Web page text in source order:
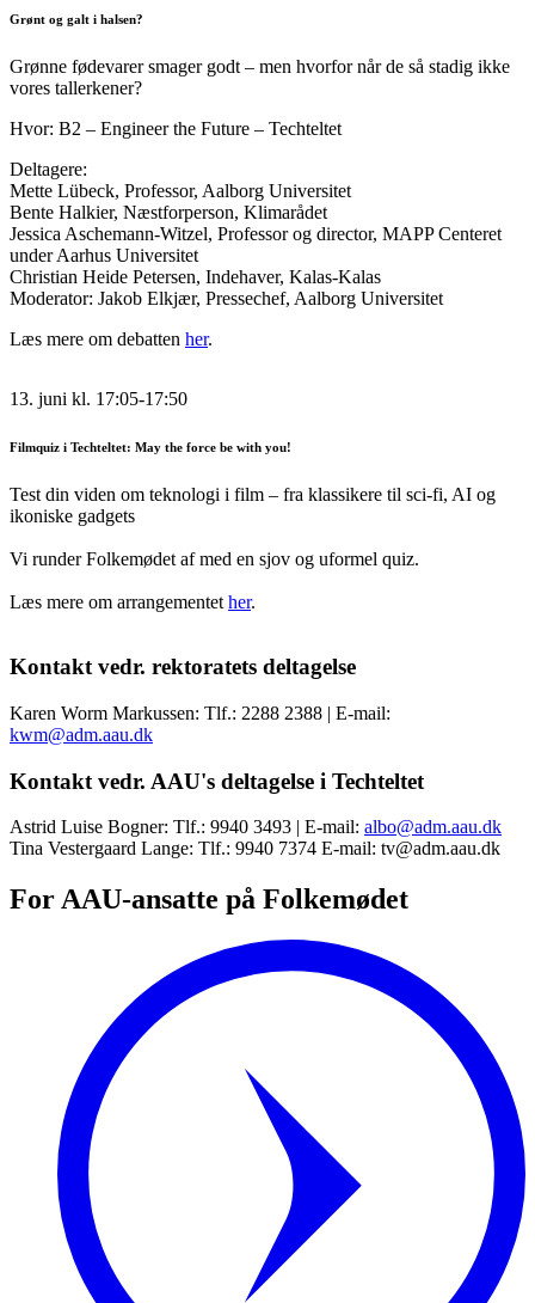
Grønt og galt i halsen?
Grønne fødevarer smager godt – men hvorfor når de så stadig ikke
vores tallerkener?
Hvor: B2 – Engineer the Future – Techteltet
Deltagere:
Mette Lübeck, Professor, Aalborg Universitet
Bente Halkier, Næstforperson, Klimarådet
Jessica Aschemann-Witzel, Professor og director, MAPP Centeret
under Aarhus Universitet
Christian Heide Petersen, Indehaver, Kalas-Kalas
Moderator: Jakob Elkjær, Pressechef, Aalborg Universitet
Læs mere om debatten her.
13. juni kl. 17:05-17:50
Filmquiz i Techteltet: May the force be with you!
Test din viden om teknologi i film – fra klassikere til sci-fi, AI og
ikoniske gadgets
Vi runder Folkemødet af med en sjov og uformel quiz.
Læs mere om arrangementet her.
Kontakt vedr. rektoratets deltagelse
Karen Worm Markussen: Tlf.: 2288 2388 | E-mail:
kwm@adm.aau.dk
Kontakt vedr. AAU's deltagelse i Techteltet
Astrid Luise Bogner: Tlf.: 9940 3493 | E-mail: albo@adm.aau.dk
Tina Vestergaard Lange: Tlf.: 9940 7374 E-mail: tv@adm.aau.dk
For AAU-ansatte på Folkemødet